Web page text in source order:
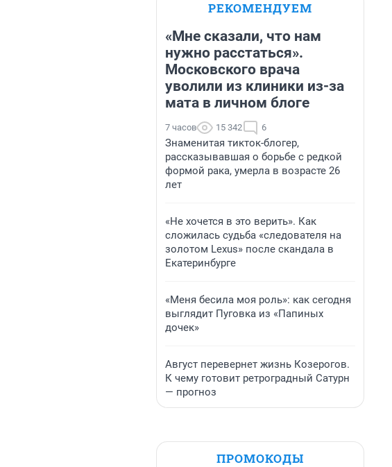
РЕКОМЕНДУЕМ
«Мне сказали, что нам
нужно расстаться».
Московского врача
уволили из клиники из-за
мата в личном блоге
7 часов 15 342 6
Знаменитая тикток-блогер,
рассказывавшая о борьбе с редкой
формой рака, умерла в возрасте 26
лет
«Не хочется в это верить». Как
сложилась судьба «следователя на
золотом Lexus» после скандала в
Екатеринбурге
«Меня бесила моя роль»: как сегодня
выглядит Пуговка из «Папиных
дочек»
Август перевернет жизнь Козерогов.
К чему готовит ретроградный Сатурн
— прогноз
ПРОМОКОДЫ